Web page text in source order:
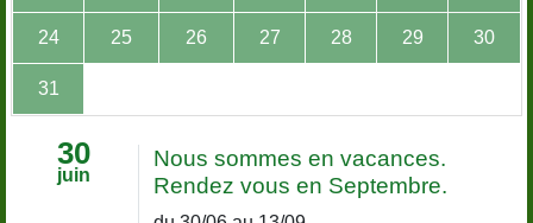
24 25 26 27 28 29 30
31
30
juin
Nous sommes en vacances.
Rendez vous en Septembre.